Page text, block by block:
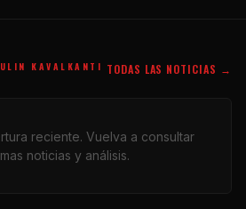
KAVALKANTI TODAS LAS NOTICIAS →
reciente. Vuelva a consultar
noticias y análisis.